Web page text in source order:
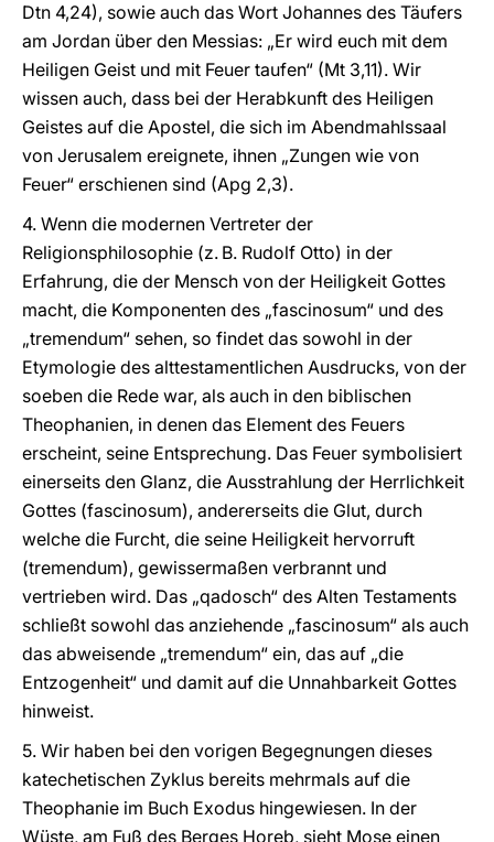
Dtn 4,24), sowie auch das Wort Johannes des Täufers
am Jordan über den Messias: „Er wird euch mit dem
Heiligen Geist und mit Feuer taufen“ (Mt 3,11). Wir
wissen auch, dass bei der Herabkunft des Heiligen
Geistes auf die Apostel, die sich im Abendmahlssaal
von Jerusalem ereignete, ihnen „Zungen wie von
Feuer“ erschienen sind (Apg 2,3).
4. Wenn die modernen Vertreter der
Religionsphilosophie (z. B. Rudolf Otto) in der
Erfahrung, die der Mensch von der Heiligkeit Gottes
macht, die Komponenten des „fascinosum“ und des
„tremendum“ sehen, so findet das sowohl in der
Etymologie des alttestamentlichen Ausdrucks, von der
soeben die Rede war, als auch in den biblischen
Theophanien, in denen das Element des Feuers
erscheint, seine Entsprechung. Das Feuer symbolisiert
einerseits den Glanz, die Ausstrahlung der Herrlichkeit
Gottes (fascinosum), andererseits die Glut, durch
welche die Furcht, die seine Heiligkeit hervorruft
(tremendum), gewissermaßen verbrannt und
vertrieben wird. Das „qadosch“ des Alten Testaments
schließt sowohl das anziehende „fascinosum“ als auch
das abweisende „tremendum“ ein, das auf „die
Entzogenheit“ und damit auf die Unnahbarkeit Gottes
hinweist.
5. Wir haben bei den vorigen Begegnungen dieses
katechetischen Zyklus bereits mehrmals auf die
Theophanie im Buch Exodus hingewiesen. In der
Wüste, am Fuß des Berges Horeb, sieht Mose einen